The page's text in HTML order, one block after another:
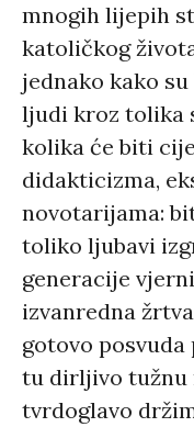
mnogih lijepih
katoličkog
jednako kako
ljudi kroz tolika
kolika će biti
didakticizma,
novotarijama:
toliko ljubavi
generacije
izvanredna
gotovo
tu dirljivo tužnu
tvrdoglavo